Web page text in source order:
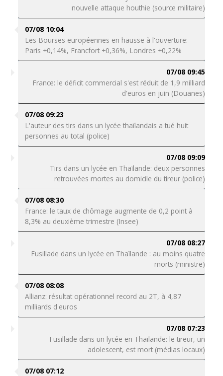
nouvelle attaque houthie (source militaire)
07/08 10:04
Les Bourses européennes en hausse à l'ouverture:
Paris +0,14%, Francfort +0,36%, Londres +0,22%
07/08 09:45
France: le déficit commercial s'est réduit de 1,9 milliard
d'euros en juin (Douanes)
07/08 09:23
L'auteur des tirs dans un lycée thaïlandais a tué huit
personnes au total (police)
07/08 09:09
Tirs dans un lycée en Thaïlande: deux personnes
retrouvées mortes au domicile du tireur (police)
07/08 08:30
France: le taux de chômage augmente de 0,2 point à
8,3% au deuxième trimestre (Insee)
07/08 08:27
Fusillade dans un lycée en Thaïlande : au moins quatre
morts (ministre)
07/08 08:08
Allianz: résultat opérationnel record au 2T, à 4,87
milliards d'euros
07/08 07:23
Fusillade dans un lycée en Thaïlande: le tireur, un
adolescent, est mort (médias locaux)
07/08 07:12